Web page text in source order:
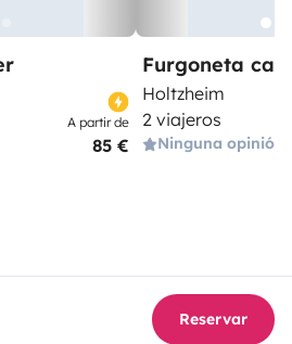
A partir de
85 €
Furgoneta
Holtzheim
2 viajeros
Ninguna opinión
Reservar